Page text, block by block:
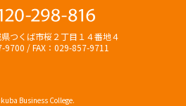
つくば市桜２丁目１４番地４
9700 / FAX：029-857-9711
Business College.